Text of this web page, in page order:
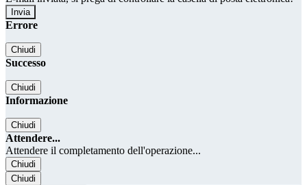
Errore
Chiudi
Successo
Chiudi
Informazione
Chiudi
Attendere...
Attendere il completamento dell'operazione...
Chiudi
Chiudi